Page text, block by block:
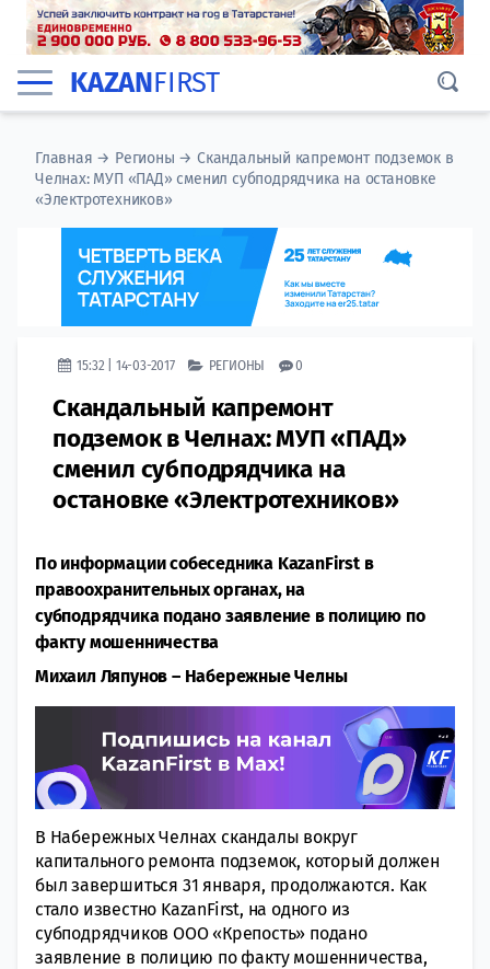
KAZANFIRST
Главная → Регионы →Скандальный капремонт подземок в
Челнах: МУП «ПАД» сменил субподрядчика на остановке
«Электротехников»
15:32 | 14-03-2017 РЕГИОНЫ 0
Скандальный капремонт
подземок в Челнах: МУП «ПАД»
сменил субподрядчика на
остановке «Электротехников»
По информации собеседника KazanFirst в
правоохранительных органах, на
субподрядчика подано заявление в полицию по
факту мошенничества
Михаил Ляпунов ― Набережные Челны
В Набережных Челнах скандалы вокруг
капитального ремонта подземок, который должен
был завершиться 31 января, продолжаются. Как
стало известно KazanFirst, на одного из
субподрядчиков ООО «Крепость» подано
заявление в полицию по факту мошенничества,